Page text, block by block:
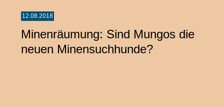
12.08.2018
Minenräumung: Sind Mungos die
neuen Minensuchhunde?